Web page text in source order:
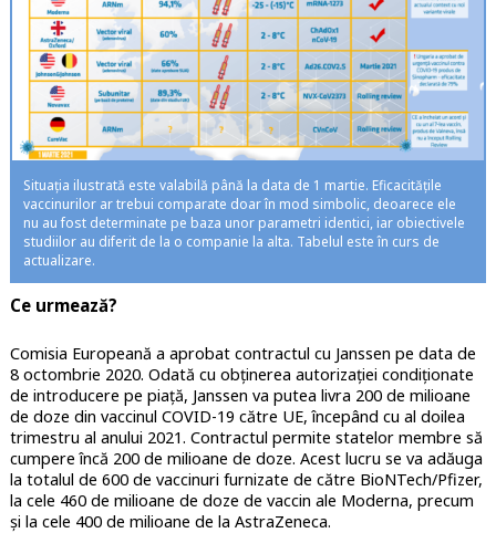
Situația ilustrată este valabilă până la data de 1 martie. Eficacitățile
vaccinurilor ar trebui comparate doar în mod simbolic, deoarece ele
nu au fost determinate pe baza unor parametri identici, iar obiectivele
studiilor au diferit de la o companie la alta. Tabelul este în curs de
actualizare.
Ce urmează?
Comisia Europeană a aprobat contractul cu Janssen pe data de
8 octombrie 2020. Odată cu obținerea autorizației condiționate
de introducere pe piață, Janssen va putea livra 200 de milioane
de doze din vaccinul COVID-19 către UE, începând cu al doilea
trimestru al anului 2021. Contractul permite statelor membre să
cumpere încă 200 de milioane de doze. Acest lucru se va adăuga
la totalul de 600 de vaccinuri furnizate de către BioNTech/Pfizer,
la cele 460 de milioane de doze de vaccin ale Moderna, precum
și la cele 400 de milioane de la AstraZeneca.